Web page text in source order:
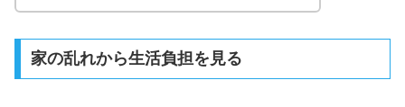
家の乱れから生活負担を見る